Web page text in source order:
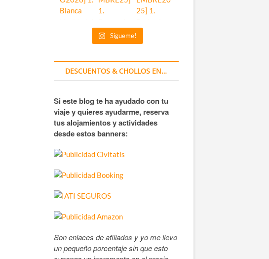
Sígueme!
DESCUENTOS & CHOLLOS EN…
Si este blog te ha ayudado con tu
viaje y quieres ayudarme, reserva
tus alojamientos y actividades
desde estos banners:
Son enlaces de afiliados y yo me llevo
un pequeño porcentaje sin que esto